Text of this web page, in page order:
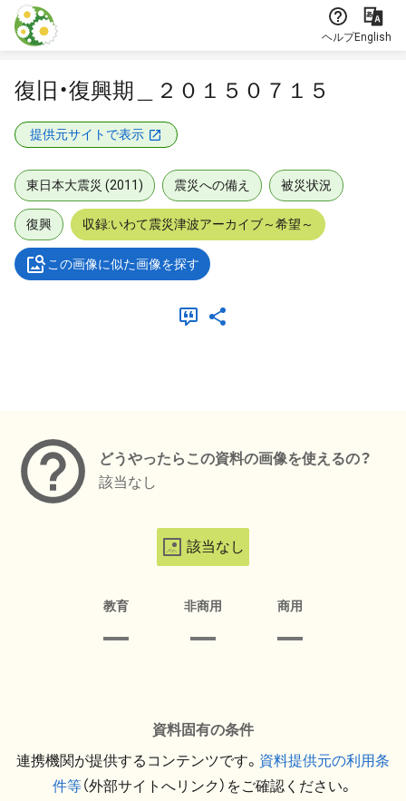
本文に飛ぶ
ヘルプEnglish
復旧・復興期＿２０１５０７１５
提供元サイトで表示
東日本大震災 (2011) 震災への備え 被災状況
復興 収録:いわて震災津波アーカイブ～希望～
この画像に似た画像を探す
どうやったらこの資料の画像を使えるの？
該当なし
該当なし
教育 非商用 商用
資料固有の条件
連携機関が提供するコンテンツです。 資料提供元の利用条
件等（外部サイトへリンク）をご確認ください。